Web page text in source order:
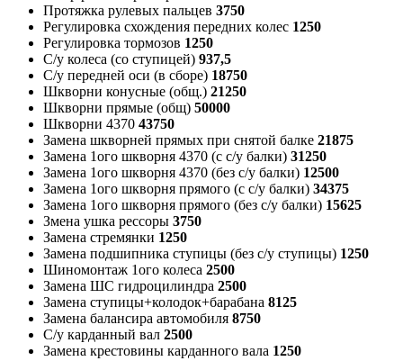
Протяжка рулевых пальцев 3750
Регулировка схождения передних колес 1250
Регулировка тормозов 1250
С/у колеса (со ступицей) 937,5
С/у передней оси (в сборе) 18750
Шкворни конусные (общ.) 21250
Шкворни прямые (общ) 50000
Шкворни 4370 43750
Замена шкворней прямых при снятой балке 21875
Замена 1ого шкворня 4370 (с с/у балки) 31250
Замена 1ого шкворня 4370 (без с/у балки) 12500
Замена 1ого шкворня прямого (с с/у балки) 34375
Замена 1ого шкворня прямого (без с/у балки) 15625
Змена ушка рессоры 3750
Замена стремянки 1250
Замена подшипника ступицы (без с/у ступицы) 1250
Шиномонтаж 1ого колеса 2500
Замена ШС гидроцилиндра 2500
Замена ступицы+колодок+барабана 8125
Замена балансира автомобиля 8750
С/у карданный вал 2500
Замена крестовины карданного вала 1250